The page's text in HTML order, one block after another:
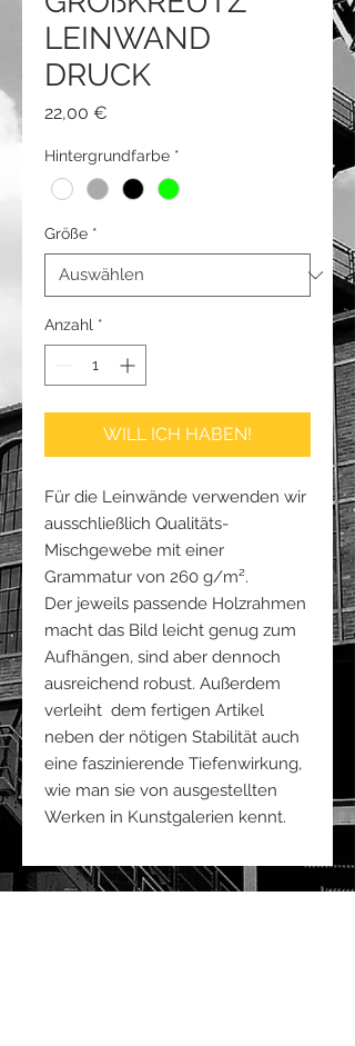
LEINWAND
DRUCK
22,00 €
Hintergrundfarbe *
Größe *
Anzahl *
WILL ICH HABEN!
Für die Leinwände verwenden wir
ausschließlich Qualitäts-
Mischgewebe mit einer
Grammatur von 260 g/m².
Der jeweils passende Holzrahmen
macht das Bild leicht genug zum
Aufhängen, sind aber dennoch
ausreichend robust. Außerdem
verleiht dem fertigen Artikel
neben der nötigen Stabilität auch
eine faszinierende Tiefenwirkung,
wie man sie von ausgestellten
Werken in Kunstgalerien kennt.